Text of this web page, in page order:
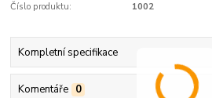
Číslo produktu: 1002
Kompletní specifikace
Komentáře 0